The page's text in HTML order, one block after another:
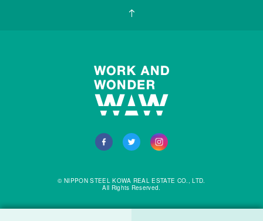
© NIPPON STEEL KOWA REAL ESTATE CO., LTD.
All Rights Reserved.